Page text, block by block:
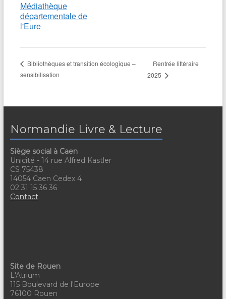
Médiathèque
départementale de
l'Eure
Bibliothèques et transition écologique –
sensibilisation
Rentrée littéraire
2025
Normandie Livre & Lecture
Siège social à Caen
Unicité - 14 rue Alfred Kastler
CS 75438
14054 Caen Cedex 4
02 31 15 36 36
Contact
Site de Rouen
L'Atrium
115 Boulevard de l'Europe
76100 Rouen